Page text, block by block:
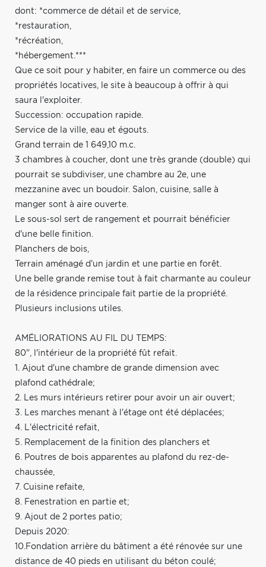
dont: *commerce de détail et de service,
*restauration,
*récréation,
*hébergement.***
Que ce soit pour y habiter, en faire un commerce ou des
propriétés locatives, le site à beaucoup à offrir à qui
saura l'exploiter.
Succession: occupation rapide.
Service de la ville, eau et égouts.
Grand terrain de 1 649,10 m.c.
3 chambres à coucher, dont une très grande (double) qui
pourrait se subdiviser, une chambre au 2e, une
mezzanine avec un boudoir. Salon, cuisine, salle à
manger sont à aire ouverte.
Le sous-sol sert de rangement et pourrait bénéficier
d'une belle finition.
Planchers de bois,
Terrain aménagé d'un jardin et une partie en forêt.
Une belle grande remise tout à fait charmante au couleur
de la résidence principale fait partie de la propriété.
Plusieurs inclusions utiles.
AMÉLIORATIONS AU FIL DU TEMPS:
80", l'intérieur de la propriété fût refait.
1. Ajout d'une chambre de grande dimension avec
plafond cathédrale;
2. Les murs intérieurs retirer pour avoir un air ouvert;
3. Les marches menant à l'étage ont été déplacées;
4. L'électricité refait,
5. Remplacement de la finition des planchers et
6. Poutres de bois apparentes au plafond du rez-de-
chaussée,
7. Cuisine refaite,
8. Fenestration en partie et;
9. Ajout de 2 portes patio;
Depuis 2020:
10.Fondation arrière du bâtiment a été rénovée sur une
distance de 40 pieds en utilisant du béton coulé;